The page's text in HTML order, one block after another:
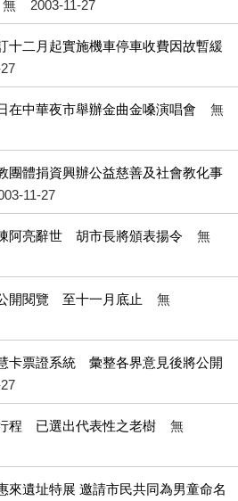
無 2003-11-27
十二月起實施機車停車收費因故暫緩
在中華夜市舉辦金曲金嗓演唱會
無
團體捐資興辦公益慈善及社會教化事
11-27
阿亮辭世 胡市長將頒表揚令
無
開閱覽 至十一月底止
無
卡票證系統 彙整各界意見後將公開
程 已選出代表性之老樹
無
來遺址特展 邀請市民共同為男童命名